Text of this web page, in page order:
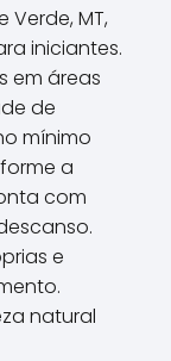
Verde, MT,
iniciantes.
em áreas
de
mínimo
a
com
e
natural